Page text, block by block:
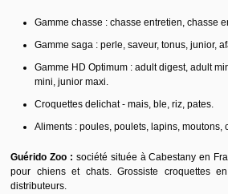
Gamme chasse : chasse entretien, chasse
Gamme saga : perle, saveur, tonus, junior,
Gamme HD Optimum : adult digest, adult
mini, junior maxi.
Croquettes delichat - mais, ble, riz, pates.
Aliments : poules, poulets, lapins, moutons,
Guérido Zoo : société située à Cabestany en
pour chiens et chats. Grossiste croquettes
distributeurs.